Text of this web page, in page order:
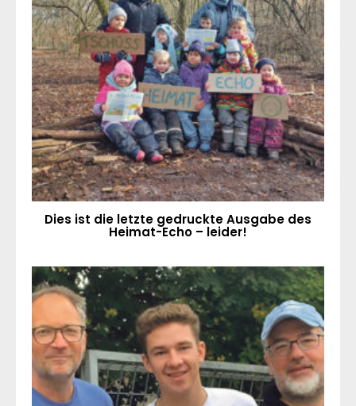
Dies ist die letzte gedruckte Ausgabe des
Heimat-Echo – leider!